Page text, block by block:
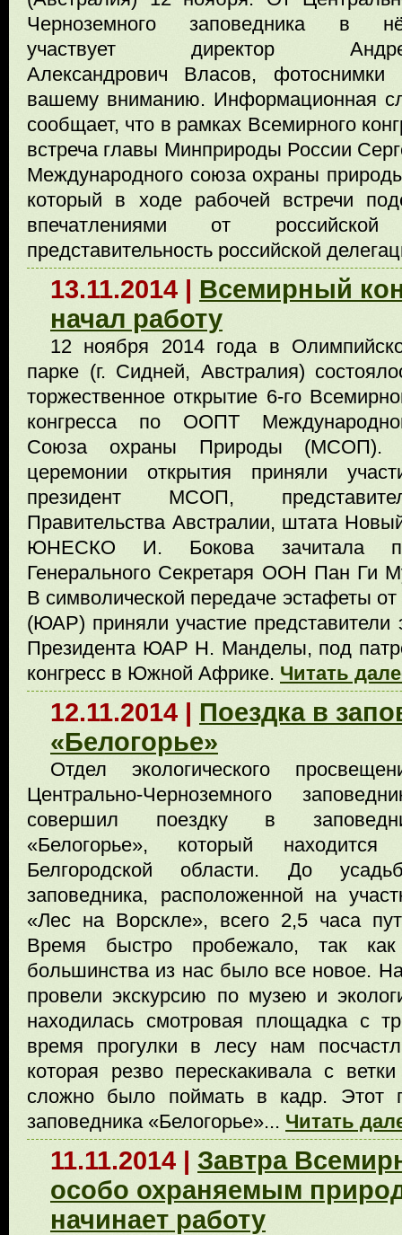
Черноземного заповедника в
участвует директор
Александрович Власов,
вашему вниманию. Информационная
сообщает, что в рамках Всемирного
встреча главы Минприроды России
Международного союза охраны
который в ходе рабочей встречи
впечатлениями от российской
представительность российской
13.11.2014 | Всемирный
начал работу
12 ноября 2014 года в
парке (г. Сидней, Австралия)
торжественное открытие 6-го
конгресса по ООПТ
Союза охраны Природы (МСОП).
церемонии открытия приняли
президент МСОП,
Правительства Австралии, штата
ЮНЕСКО И. Бокова зачитала
Генерального Секретаря ООН Пан Ги
В символической передаче эстафеты от
(ЮАР) приняли участие представители
Президента ЮАР Н. Манделы, под
конгресс в Южной Африке. Читать
12.11.2014 | Поездка в
«Белогорье»
Отдел экологического
Центрально-Черноземного
совершил поездку в
«Белогорье», который
Белгородской области. До
заповедника, расположенной на
«Лес на Ворскле», всего 2,5 часа
Время быстро пробежало, так
большинства из нас было все новое.
провели экскурсию по музею и
находилась смотровая площадка с
время прогулки в лесу нам
которая резво перескакивала с
сложно было поймать в кадр. Этот
заповедника «Белогорье»... Читать
11.11.2014 | Завтра
особо охраняемым
начинает работу